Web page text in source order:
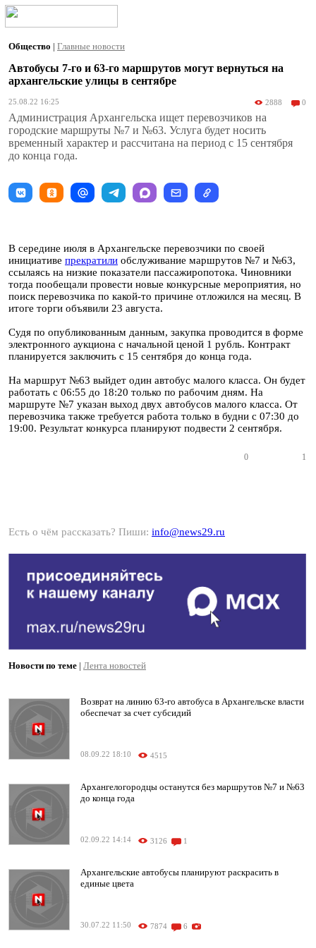
Общество | Главные новости
Автобусы 7-го и 63-го маршрутов могут вернуться на
архангельские улицы в сентябре
25.08.22 16:25 2888 0
Администрация Архангельска ищет перевозчиков на
городские маршруты №7 и №63. Услуга будет носить
временный характер и рассчитана на период с 15 сентября
до конца года.
В середине июля в Архангельске перевозчики по своей
инициативе прекратили обслуживание маршрутов №7 и №63,
ссылаясь на низкие показатели пассажиропотока. Чиновники
тогда пообещали провести новые конкурсные мероприятия, но
поиск перевозчика по какой-то причине отложился на месяц. В
итоге торги объявили 23 августа.
Судя по опубликованным данным, закупка проводится в форме
электронного аукциона с начальной ценой 1 рубль. Контракт
планируется заключить с 15 сентября до конца года.
На маршрут №63 выйдет один автобус малого класса. Он будет
работать с 06:55 до 18:20 только по рабочим дням. На
маршруте №7 указан выход двух автобусов малого класса. От
перевозчика также требуется работа только в будни с 07:30 до
19:00. Результат конкурса планируют подвести 2 сентября.
0 1
Есть о чём рассказать? Пиши: info@news29.ru
Новости по теме | Лента новостей
Возврат на линию 63-го автобуса в Архангельске власти
обеспечат за счет субсидий
08.09.22 18:10 4515
Архангелогородцы останутся без маршрутов №7 и №63
до конца года
02.09.22 14:14 3126 1
Архангельские автобусы планируют раскрасить в
единые цвета
30.07.22 11:50 7874 6